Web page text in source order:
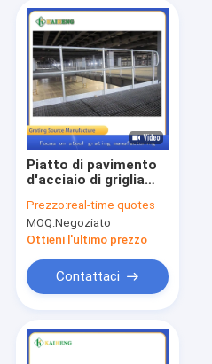
Piatto di pavimento
d'acciaio di griglia
acciaio al carbonio
dello zinco per la
piattaforma di
Prezzo:real-time quotes
MOQ:Negoziato
Ottieni l'ultimo prezzo
Contattaci